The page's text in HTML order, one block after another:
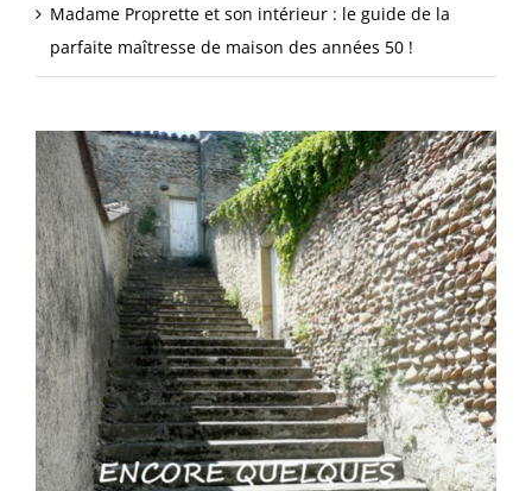
Madame Proprette et son intérieur : le guide de la
parfaite maîtresse de maison des années 50 !